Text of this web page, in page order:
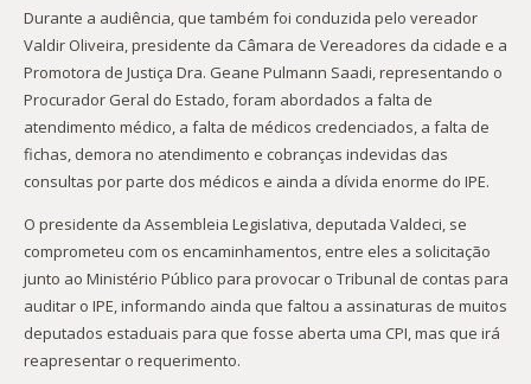
Durante a audiência, que também foi conduzida pelo vereador
Valdir Oliveira, presidente da Câmara de Vereadores da cidade e a
Promotora de Justiça Dra. Geane Pulmann Saadi, representando o
Procurador Geral do Estado, foram abordados a falta de
atendimento médico, a falta de médicos credenciados, a falta de
fichas, demora no atendimento e cobranças indevidas das
consultas por parte dos médicos e ainda a dívida enorme do IPE.
O presidente da Assembleia Legislativa, deputada Valdeci, se
comprometeu com os encaminhamentos, entre eles a solicitação
junto ao Ministério Público para provocar o Tribunal de contas para
auditar o IPE, informando ainda que faltou a assinaturas de muitos
deputados estaduais para que fosse aberta uma CPI, mas que irá
reapresentar o requerimento.